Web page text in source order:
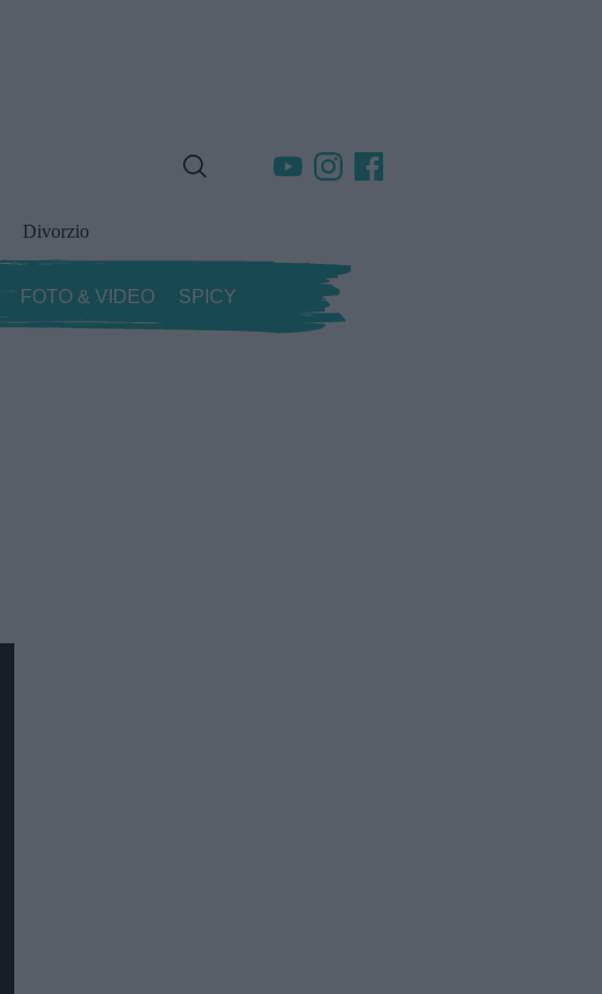
Divorzio
FOTO & VIDEO SPICY